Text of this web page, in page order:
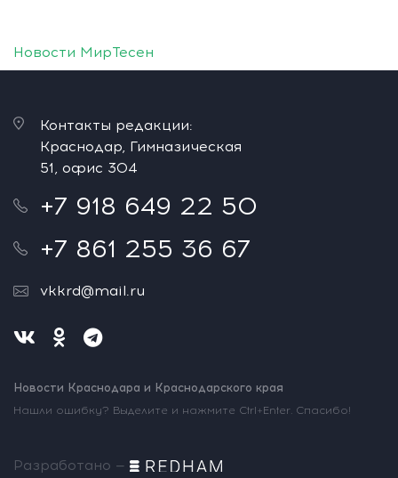
Новости МирТесен
Контакты редакции:
Краснодар, Гимназическая
51, офис 304
+7 918 649 22 50
+7 861 255 36 67
vkkrd@mail.ru
Новости Краснодара и Краснодарского края
Нашли ошибку? Выделите и нажмите Ctrl+Enter. Спасибо!
Разработано —